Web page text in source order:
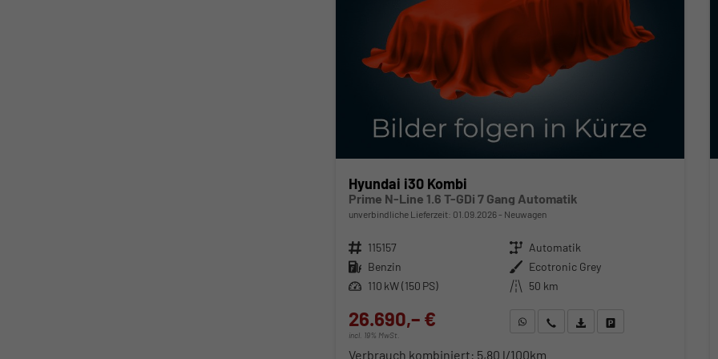
Hyundai i30 Kombi
Prime N-Line 1.6 T-GDi 7 Gang Automatik
unverbindliche Lieferzeit: 01.09.2026 Neuwagen
Fahrzeugnr. 115157 Getriebe Automatik
Kraftstoff Benzin Außenfarbe Ecotronic Grey
Leistung 110 kW (150 PS) Kilometerstand 50 km
26.690,– €
incl. 19% MwSt.
WhatsApp anfragen
Wir rufen Sie anFahrzeugexposé (PDF)
Verbrauch kombiniert: 5,80 l/100km